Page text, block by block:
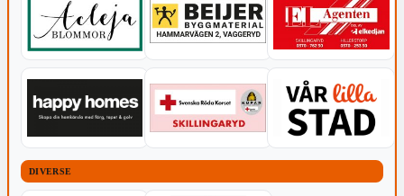
DIVERSE